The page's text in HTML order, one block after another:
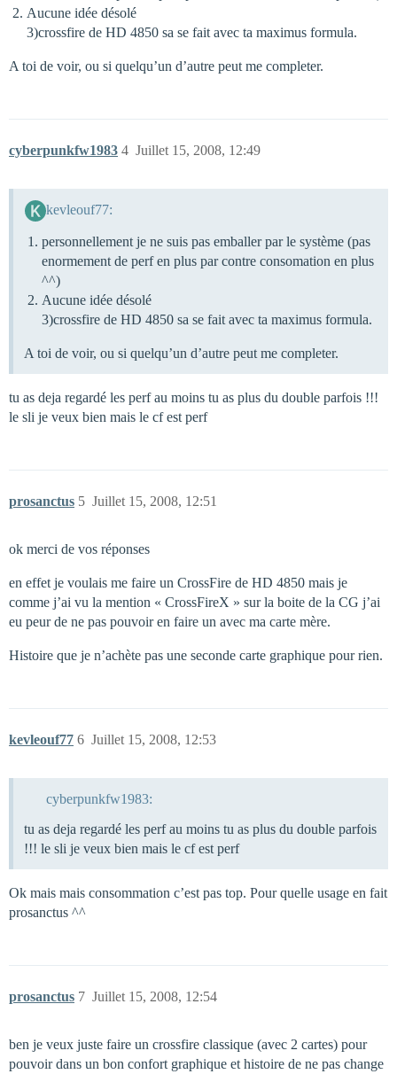
Aucune idée désolé
3)crossfire de HD 4850 sa se fait avec ta maximus formula.
A toi de voir, ou si quelqu’un d’autre peut me completer.
cyberpunkfw1983 Juillet 15, 2008, 12:49
4
kevleouf77:
personnellement je ne suis pas emballer par le système (pas
enormement de perf en plus par contre consomation en plus
^^)
Aucune idée désolé
3)crossfire de HD 4850 sa se fait avec ta maximus formula.
A toi de voir, ou si quelqu’un d’autre peut me completer.
tu as deja regardé les perf au moins tu as plus du double parfois !!!
le sli je veux bien mais le cf est perf
prosanctus Juillet 15, 2008, 12:51
5
ok merci de vos réponses
en effet je voulais me faire un CrossFire de HD 4850 mais je
comme j’ai vu la mention « CrossFireX » sur la boite de la CG j’ai
eu peur de ne pas pouvoir en faire un avec ma carte mère.
Histoire que je n’achète pas une seconde carte graphique pour rien.
kevleouf77 Juillet 15, 2008, 12:53
6
cyberpunkfw1983:
tu as deja regardé les perf au moins tu as plus du double parfois
!!! le sli je veux bien mais le cf est perf
Ok mais mais consommation c’est pas top. Pour quelle usage en fait
prosanctus ^^
prosanctus Juillet 15, 2008, 12:54
7
ben je veux juste faire un crossfire classique (avec 2 cartes) pour
pouvoir dans un bon confort graphique et histoire de ne pas change